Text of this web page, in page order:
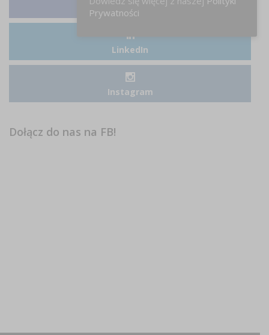
Facebook
LinkedIn
Instagram
Dołącz do nas na FB!
Prywatności